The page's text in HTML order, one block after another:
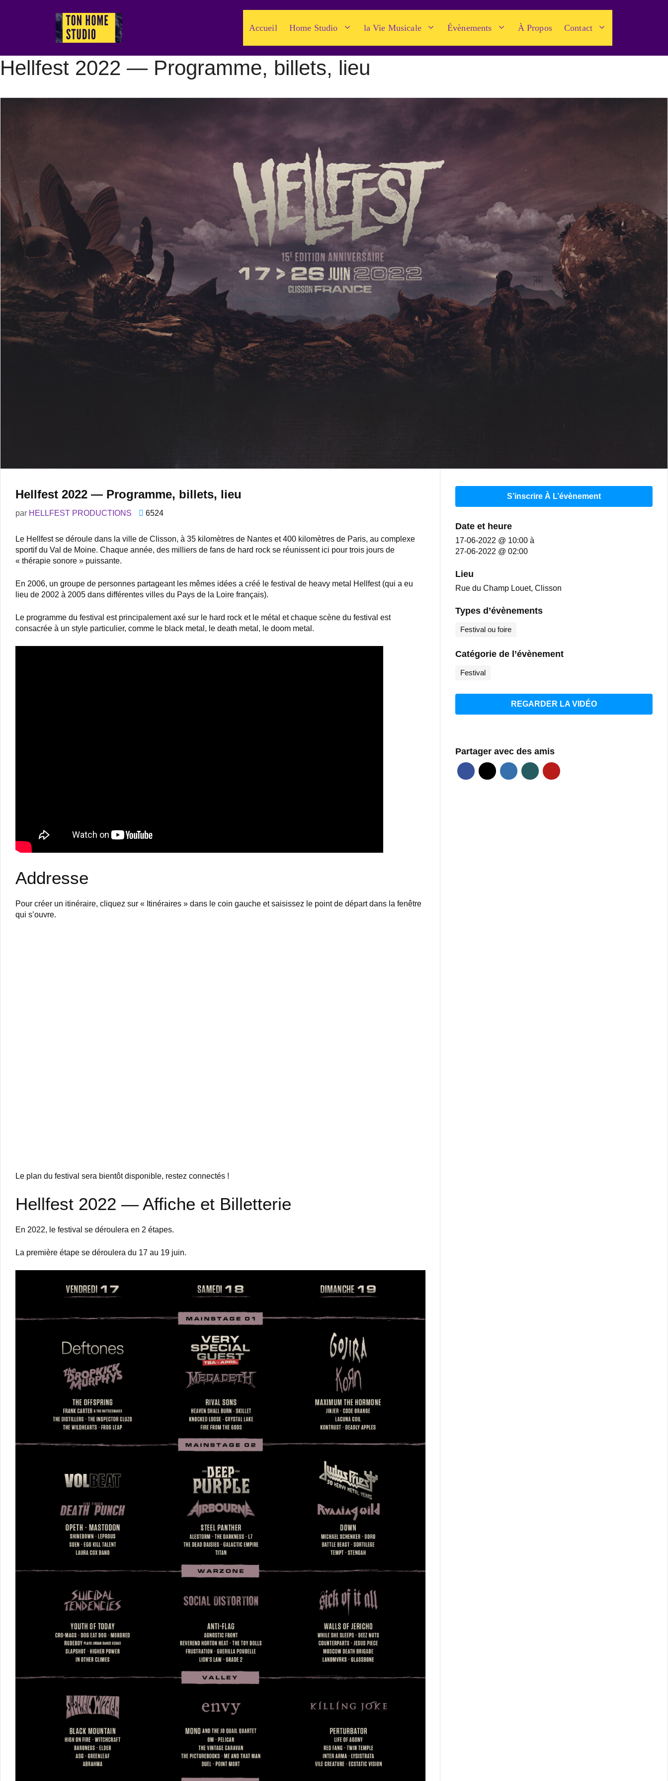
Accueil Home Studio la Vie Musicale Évènements À Propos Contact
Hellfest 2022 — Programme, billets, lieu
Hellfest 2022 — Programme, billets, lieu
par HELLFEST PRODUCTIONS 6524
Le Hellfest se déroule dans la ville de Clisson, à 35 kilomètres de Nantes et 400 kilomètres de Paris, au complexe
sportif du Val de Moine. Chaque année, des milliers de fans de hard rock se réunissent ici pour trois jours de
« thérapie sonore » puissante.
En 2006, un groupe de personnes partageant les mêmes idées a créé le festival de heavy metal Hellfest (qui a eu
lieu de 2002 à 2005 dans différentes villes du Pays de la Loire français).
Le programme du festival est principalement axé sur le hard rock et le métal et chaque scène du festival est
consacrée à un style particulier, comme le black metal, le death metal, le doom metal.
Addresse
Pour créer un itinéraire, cliquez sur « Itinéraires » dans le coin gauche et saisissez le point de départ dans la fenêtre
qui s’ouvre.
Le plan du festival sera bientôt disponible, restez connectés !
Hellfest 2022 — Affiche et Billetterie
En 2022, le festival se déroulera en 2 étapes.
La première étape se déroulera du 17 au 19 juin.
S’inscrire À L’évènement
Date et heure
17-06-2022 @ 10:00 à
27-06-2022 @ 02:00
Lieu
Rue du Champ Louet, Clisson
Types d’évènements
Festival ou foire
Catégorie de l’évènement
Festival
REGARDER LA VIDÉO
Partager avec des amis